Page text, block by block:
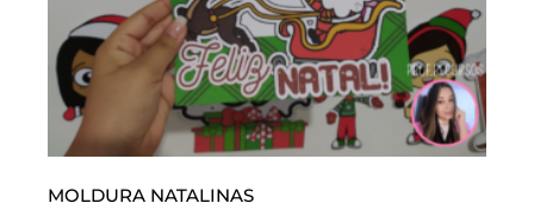
MOLDURA NATALINAS